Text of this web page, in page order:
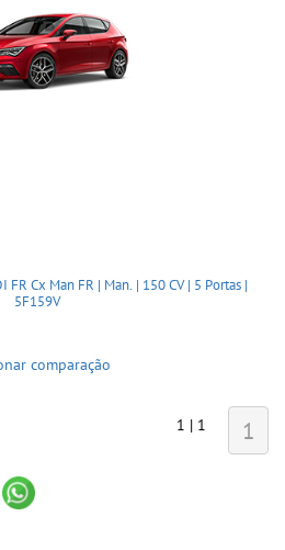
FR Cx Man FR | Man. | 150 CV | 5 Portas |
5F159V
comparação
1 | 1 1